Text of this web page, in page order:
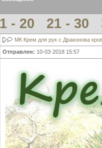
- 20 21 - 30
МК Крем для рук с Драконова
Отправлен: 10-03-2018 15:57